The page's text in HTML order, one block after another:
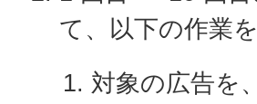
て、以下の作業
対象の広告を